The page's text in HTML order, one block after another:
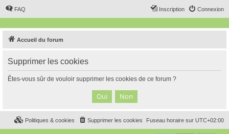
FAQ Connexion
Inscription
Accueil du forum
Supprimer les cookies
Êtes-vous sûr de vouloir supprimer les cookies de ce forum ?
Fuseau horaire sur UTC+02:00
Supprimer les cookies
Politiques & cookies